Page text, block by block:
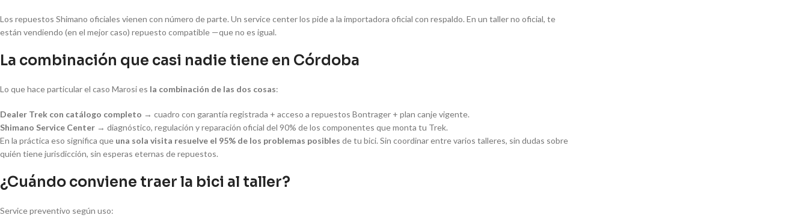
Los repuestos Shimano oficiales vienen con número de parte. Un service center los pide a la importadora oficial con respaldo. En un taller no oficial, te
están vendiendo (en el mejor caso) repuesto compatible —que no es igual.
La combinación que casi nadie tiene en Córdoba
Lo que hace particular el caso Marosi es la combinación de las dos cosas:
Dealer Trek con catálogo completo → cuadro con garantía registrada + acceso a repuestos Bontrager + plan canje vigente.
Shimano Service Center → diagnóstico, regulación y reparación oficial del 90% de los componentes que monta tu Trek.
En la práctica eso significa que una sola visita resuelve el 95% de los problemas posibles de tu bici. Sin coordinar entre varios talleres, sin dudas sobre
quién tiene jurisdicción, sin esperas eternas de repuestos.
¿Cuándo conviene traer la bici al taller?
Service preventivo según uso: